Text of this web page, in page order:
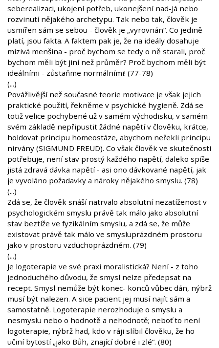
seberealizaci, ukojení potřeb, ukonejšení nad-Já nebo
rozvinutí nějakého archetypu. Tak nebo tak, člověk je
usmířen sám se sebou - člověk je „vyrovnán“. Co jedině
platí, jsou fakta. A faktem pak je, že na ideály dosahuje
mizivá menšina - proč bychom se tedy o ně starali, proč
bychom měli být jiní než průměr? Proč bychom měli být
ideálními - zůstaňme normálními! (77-78)
(...)
Povážlivější než současné teorie motivace je však jejich
praktické použití, řekněme v psychické hygieně. Zdá se
totiž velice pochybené už v samém východisku, v samém
svém základě nepřipustit žádné napětí v člověku, krátce,
holdovat principu homeostáze, abychom neřekli principu
nirvány (SIGMUND FREUD). Co však člověk ve skutečnosti
potřebuje, není stav prostý každého napětí, daleko spíše
jistá zdravá dávka napětí - asi ono dávkované napětí, jak
je vyvoláno požadavky a nároky nějakého smyslu. (78)
(...)
Zdá se, že člověk snáší natrvalo absolutní nezatíženost v
psychologickém smyslu právě tak málo jako absolutní
stav beztíže ve fyzikálním smyslu, a zdá se, že může
existovat právě tak málo ve smysluprázdném prostoru
jako v prostoru vzduchoprázdném. (79)
(...)
Je logoterapie ve své praxi moralistická? Není - z toho
jednoduchého důvodu, že smysl nelze předepsat na
recept. Smysl nemůže být konec- konců vůbec dán, nýbrž
musí být nalezen. A sice pacient jej musí najít sám a
samostatně. Logoterapie nerozhoduje o smyslu a
nesmyslu nebo o hodnotě a nehodnotě; neboť to není
logoterapie, nýbrž had, kdo v ráji slíbil člověku, že ho
učiní bytostí „jako Bůh, znající dobré i zlé“. (80)